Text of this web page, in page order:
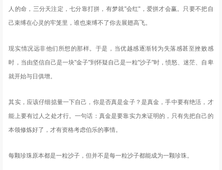
人的命，三分天注定，七分靠打拼，有梦就"会红"，爱拼才会赢。只要不把自
己束缚在心灵的牢笼里，谁也束缚不了你去展翅高飞。
现实情况远非他们所想的那样。于是，当优越感逐渐转为失落感甚至挫败感
时，当由坚信自己是一块"金子"到怀疑自己是一粒"沙子"时，愤怒、迷茫、自卑
就开始与日俱增。
其实，应该仔细掂量一下自己，你是否真是金子？是真金，手中要有绝活，才
能上要有过人之处才行。一句话：真金是要靠实力来证明的，只有先把自己的
本领修炼好了，才有资格考虑伯乐的事情。
每颗珍珠原本都是一粒沙子，但并不是每一粒沙子都能成为一颗珍珠。